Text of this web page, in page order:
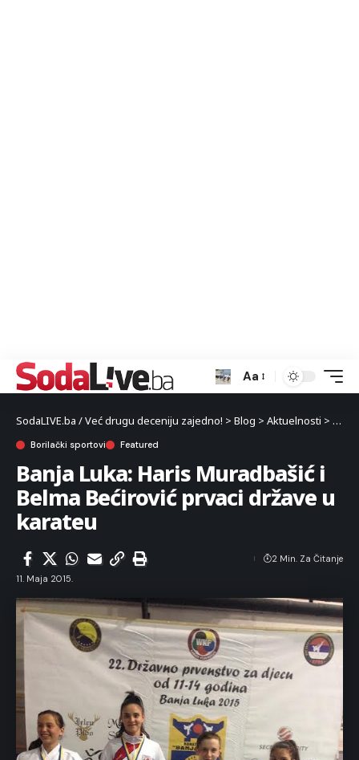
Aa
SodaLIVE.ba / Već drugu deceniju zajedno! > Blog > Aktuelnosti > Sport
Borilački sportovi Featured
Banja Luka: Haris Muradbašić i
Belma Bećirović prvaci države u
karateu
11. Maja 2015.
2 Min. Za Čitanje